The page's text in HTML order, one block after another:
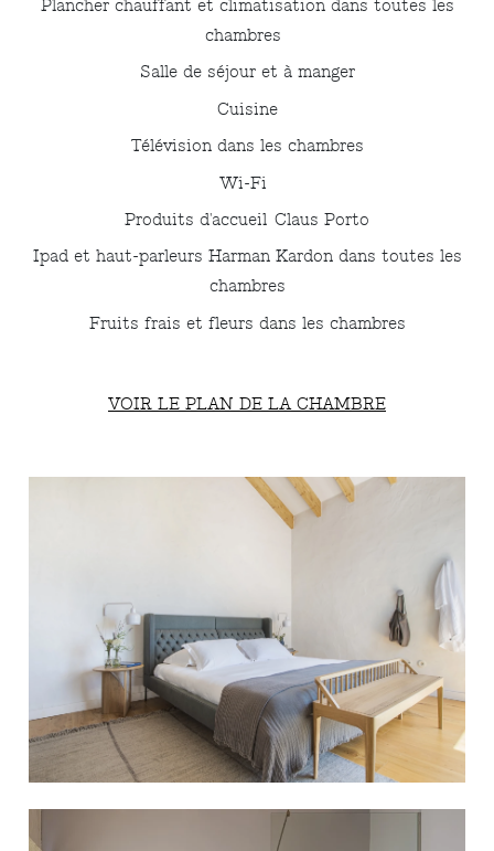
Plancher chauffant et climatisation dans toutes les
chambres
Salle de séjour et à manger
Cuisine
Télévision dans les chambres
Wi-Fi
Produits d'accueil Claus Porto
Ipad et haut-parleurs Harman Kardon dans toutes les
chambres
Fruits frais et fleurs dans les chambres
VOIR LE PLAN DE LA CHAMBRE